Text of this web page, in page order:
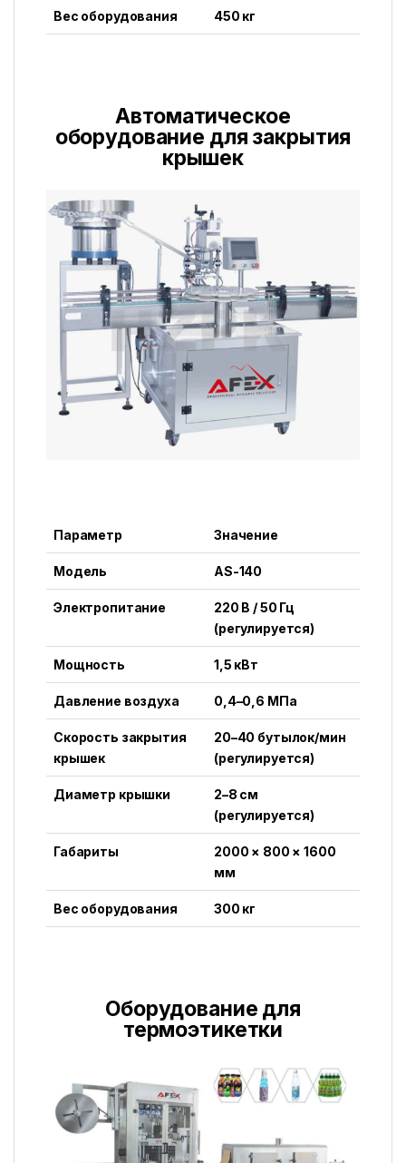
Вес оборудования 450 кг
Автоматическое
оборудование для закрытия
крышек
Параметр Значение
Модель AS-140
Электропитание
220 В / 50 Гц
(регулируется)
Мощность 1,5 кВт
Давление воздуха 0,4–0,6 МПа
Скорость закрытия
крышек
20–40 бутылок/мин
(регулируется)
Диаметр крышки
2–8 см
(регулируется)
Габариты
2000 × 800 × 1600
мм
Вес оборудования 300 кг
Оборудование для
термоэтикетки